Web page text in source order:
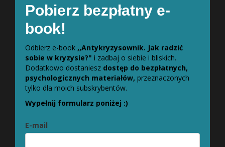
Pobierz bezpłatny e-
book!
Odbierz e-book ,,Antykryzysownik. Jak radzić
sobie w kryzysie?" i zadbaj o siebie i bliskich.
Dodatkowo dostaniesz dostęp do bezpłatnych,
psychologicznych materiałów, przeznaczonych
tylko dla moich subskrybentów.
Wypełnij formularz poniżej :)
E-mail